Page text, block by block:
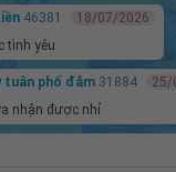
46381
18/07/2026
tình yêu
tuân phố đắm 31884
25/
nhận được nhỉ